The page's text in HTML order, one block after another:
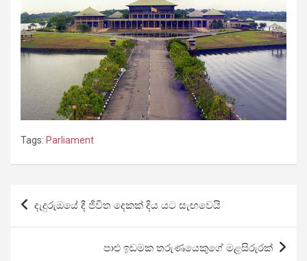
Tags: Parliament
Post
navigation
දැදුරුඔයේ දී ජීවිත දෙකක් දිය යට සැඟවෙයි
පාළු ඉඩමක තරුණයෙකුගේ මළසිරුරක්